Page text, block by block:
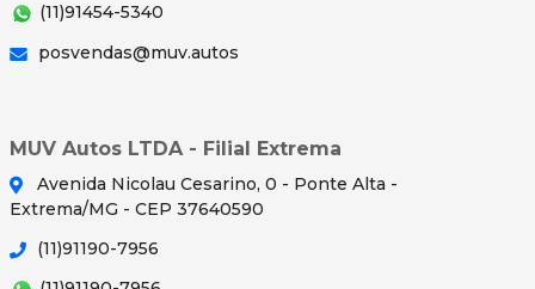
(11)91454-5340
posvendas@muv.autos
MUV Autos LTDA - Filial Extrema
Avenida Nicolau Cesarino, 0 - Ponte Alta -
Extrema/MG - CEP 37640590
(11)91190-7956